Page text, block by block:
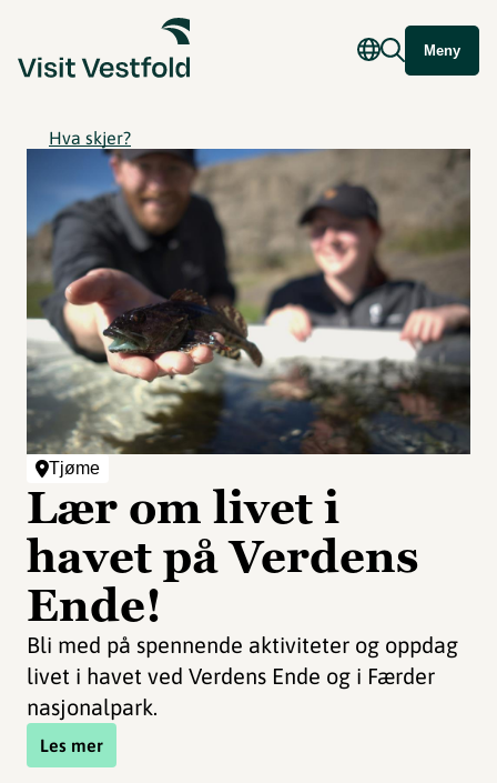
Meny
Hva skjer?
Tjøme
Lær om livet i
havet på Verdens
Ende!
Bli med på spennende aktiviteter og oppdag
livet i havet ved Verdens Ende og i Færder
nasjonalpark.
Les mer